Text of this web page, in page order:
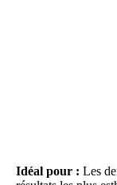
Idéal pour : Les